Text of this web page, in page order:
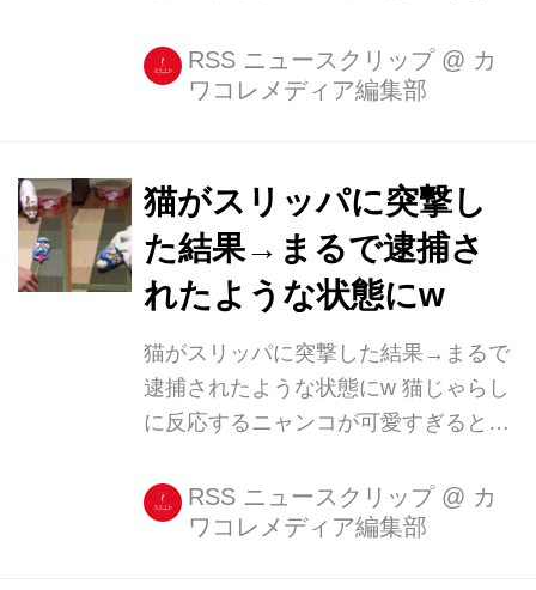
サイドカーに乗った熊 9月20日にNiks
Leomenkoという人がYouTubeに投稿
大熊だ。ビデオのタイトルは「ロシア
の道路にいた熊(Bear in Russian
traffic)」となっている。 投稿者
Leomenkoさんの車が信号待ちで止ま
ロシア語は、Leomenkoさんとバイク
の運転者との会話だ。 バイクの運転車
は、熊のことを自慢し...
RSS ニュースクリップ @ カ
ワコレメディア編集部
猫がスリッパに突撃し
た結果→まるで逮捕さ
れたような状態にw
猫がスリッパに突撃した結果→まるで
逮捕されたような状態にw 猫じゃらし
に反応するニャンコが可愛すぎると、
けなく逮捕されたニャンコ 動画はむぎ
さん(@mugi411)が9月17日に投稿。 あ
RSS ニュースクリップ @ カ
ワコレメディア編集部